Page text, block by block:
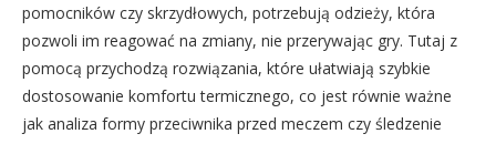
pomocników czy skrzydłowych, potrzebują odzieży, która
pozwoli im reagować na zmiany, nie przerywając gry. Tutaj z
pomocą przychodzą rozwiązania, które ułatwiają szybkie
dostosowanie komfortu termicznego, co jest równie ważne
jak analiza formy przeciwnika przed meczem czy śledzenie